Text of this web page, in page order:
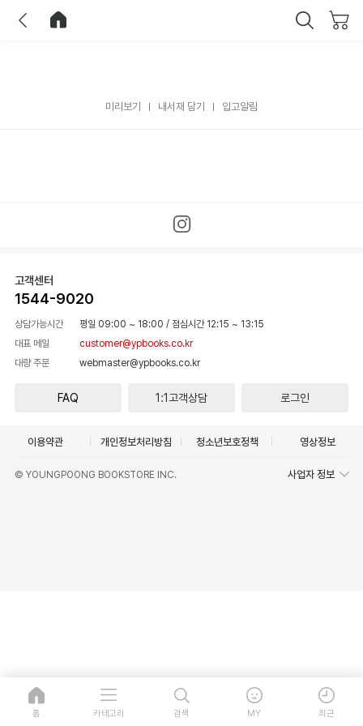
미리보기 내서재 담기 입고알림
고객센터
1544-9020
상담가능시간 평일 09:00 ~ 18:00 / 점심시간 12:15 ~ 13:15
대표 메일
customer@ypbooks.co.kr
대량 주문
webmaster@ypbooks.co.kr
FAQ 1:1고객상담 로그인
이용약관 개인정보처리방침 청소년보호정책 영상정보
© YOUNGPOONG BOOKSTORE INC. 사업자 정보
홈 카테고리 검색 MY 최근